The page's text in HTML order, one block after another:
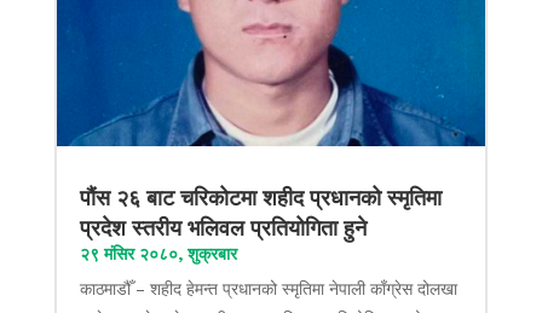
पौंस २६ बाट चरिकोटमा शहीद प्रधानको स्मृतिमा
प्रदेश स्तरीय भलिवल प्रतियोगिता हुने
२९ मंसिर २०८०, शुक्रबार
काठमाडौँ – शहीद हेमन्त प्रधानको स्मृतिमा नेपाली काँग्रेस दोलखा